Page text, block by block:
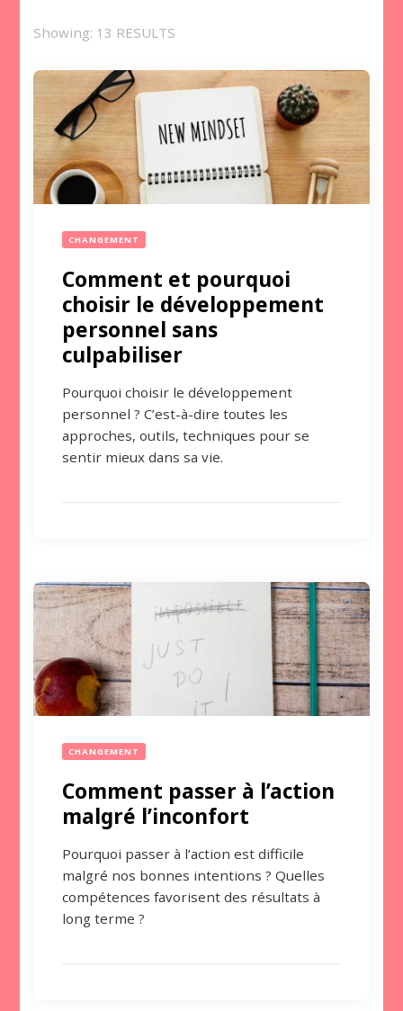
Showing: 13 RESULTS
CHANGEMENT
Comment et pourquoi
choisir le développement
personnel sans
culpabiliser
Pourquoi choisir le développement
personnel ? C’est-à-dire toutes les
approches, outils, techniques pour se
sentir mieux dans sa vie.
CHANGEMENT
Comment passer à l’action
malgré l’inconfort
Pourquoi passer à l’action est difficile
malgré nos bonnes intentions ? Quelles
compétences favorisent des résultats à
long terme ?